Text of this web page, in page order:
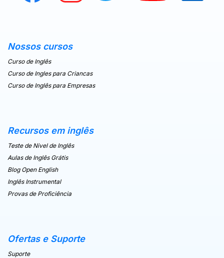
Nossos cursos
Curso de Inglês
Curso de Ingles para Criancas
Curso de Inglês para Empresas
Recursos em inglês
Teste de Nivel de Inglês
Aulas de Inglês Grátis
Blog Open English
Inglês Instrumental
Provas de Proficiência
Ofertas e Suporte
Suporte